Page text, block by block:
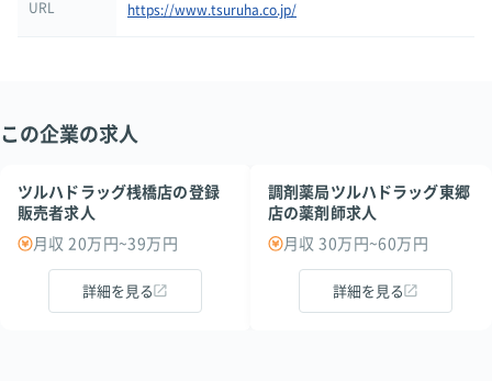
URL https://www.tsuruha.co.jp/
この企業の求人
ツルハドラッグ桟橋店の登録
販売者求人
月収 20万円~39万円
詳細を見る
調剤薬局ツルハドラッグ東郷
店の薬剤師求人
月収 30万円~60万円
詳細を見る